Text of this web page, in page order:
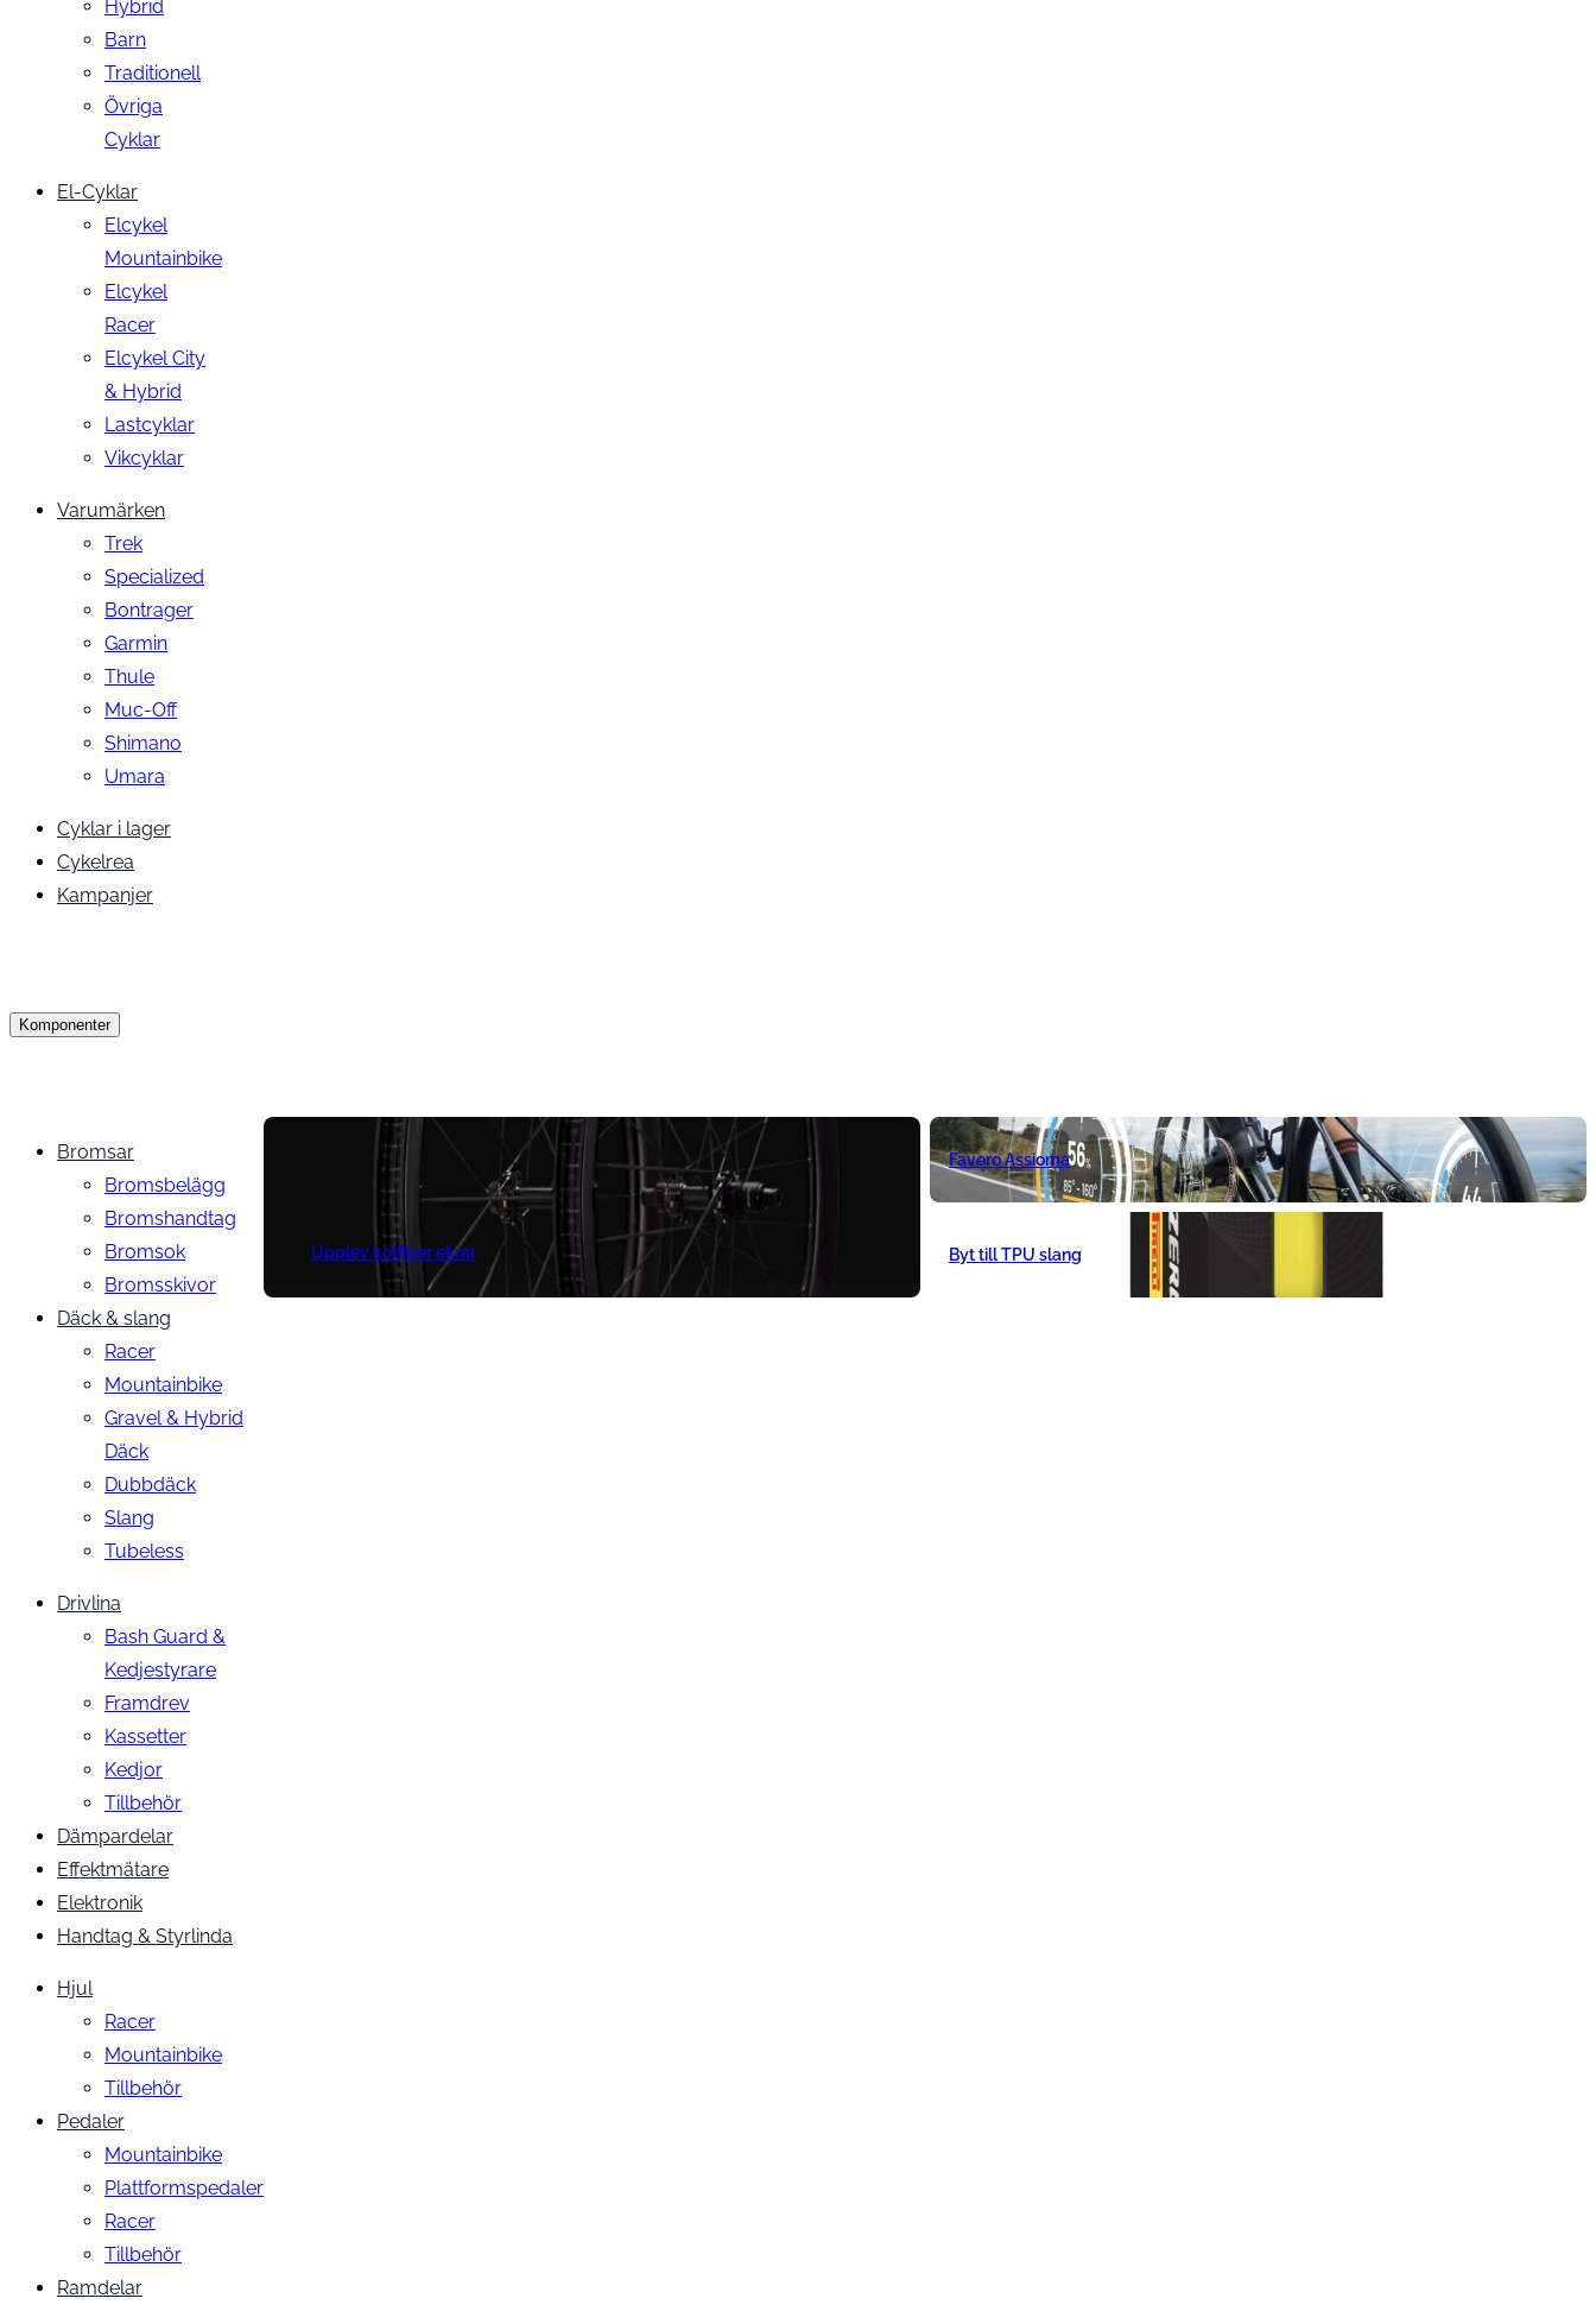
Hybrid
Barn
Traditionell
Övriga
Cyklar
El-Cyklar
Elcykel
Mountainbike
Elcykel
Racer
Elcykel City
& Hybrid
Lastcyklar
Vikcyklar
Varumärken
Trek
Specialized
Bontrager
Garmin
Thule
Muc-Off
Shimano
Umara
Cyklar i lager
Cykelrea
Kampanjer
Komponenter
Bromsar
Bromsbelägg
Bromshandtag
Bromsok
Bromsskivor
Däck & slang
Racer
Mountainbike
Gravel & Hybrid
Däck
Dubbdäck
Slang
Tubeless
Drivlina
Bash Guard &
Kedjestyrare
Framdrev
Kassetter
Kedjor
Tillbehör
Dämpardelar
Effektmätare
Elektronik
Handtag & Styrlinda
Hjul
Racer
Mountainbike
Tillbehör
Pedaler
Mountainbike
Plattformspedaler
Racer
Tillbehör
Ramdelar
Upplev kolfiber ekrar
Favero Assioma
Byt till TPU slang